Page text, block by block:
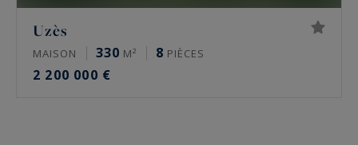
Uzès
MAISON 330 M² 8 PIÈCES
2 200 000 €